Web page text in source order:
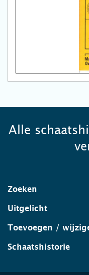
Alle
Zoeken
Uitgelicht
Toevoegen /
Schaatshistorie